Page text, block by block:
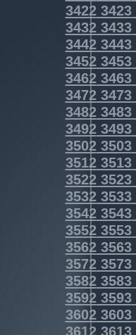
34223423
34323433
34423443
34523453
34623463
34723473
34823483
34923493
35023503
35123513
35223523
35323533
35423543
35523553
35623563
35723573
35823583
35923593
36023603
36123613